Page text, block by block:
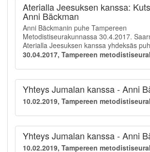
Aterialla Jeesuksen kanssa:
Anni Bäckman
Anni Bäckmanin puhe Tampereen
Metodistiseurakunnassa 30.4.2017.
Aterialla Jeesuksen kanssa yhdeksäs
30.04.2017, Tampereen
Yhteys Jumalan kanssa - Anni
10.02.2019, Tampereen
Yhteys Jumalan kanssa - Anni
10.02.2019, Tampereen